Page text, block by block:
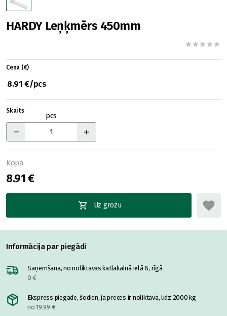
HARDY Leņķmērs 450mm
Cena (€)
8.91 €/pcs
Skaits
pcs
Kopā
8.91 €
Uz grozu
Informācija par piegādi
Saņemšana, no noliktavas katlakalnā ielā 8, rīgā
0 €
Ekspress piegāde, šodien, ja preces ir noliktavā, līdz 2000 kg
no 19.99 €